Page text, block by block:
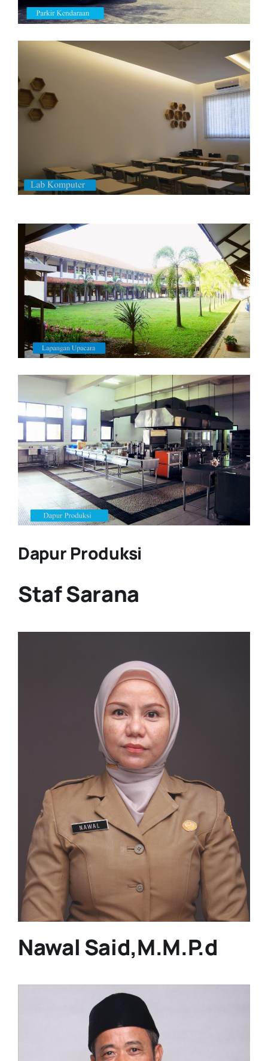
Dapur Produksi
Staf Sarana
Nawal Said,M.M.P.d